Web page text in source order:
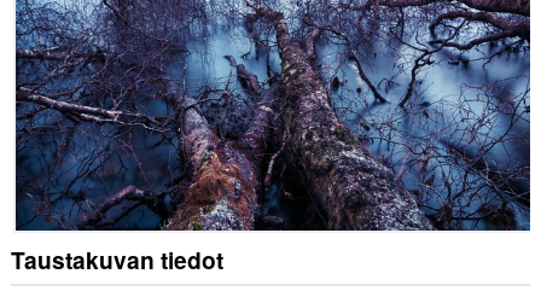
Taustakuvan tiedot